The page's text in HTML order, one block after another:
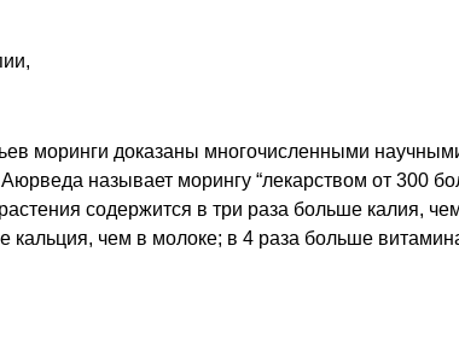
моринги доказаны многочисленными
называет морингу “лекарством от 300
содержится в три раза больше калия,
кальция, чем в молоке; в 4 раза больше